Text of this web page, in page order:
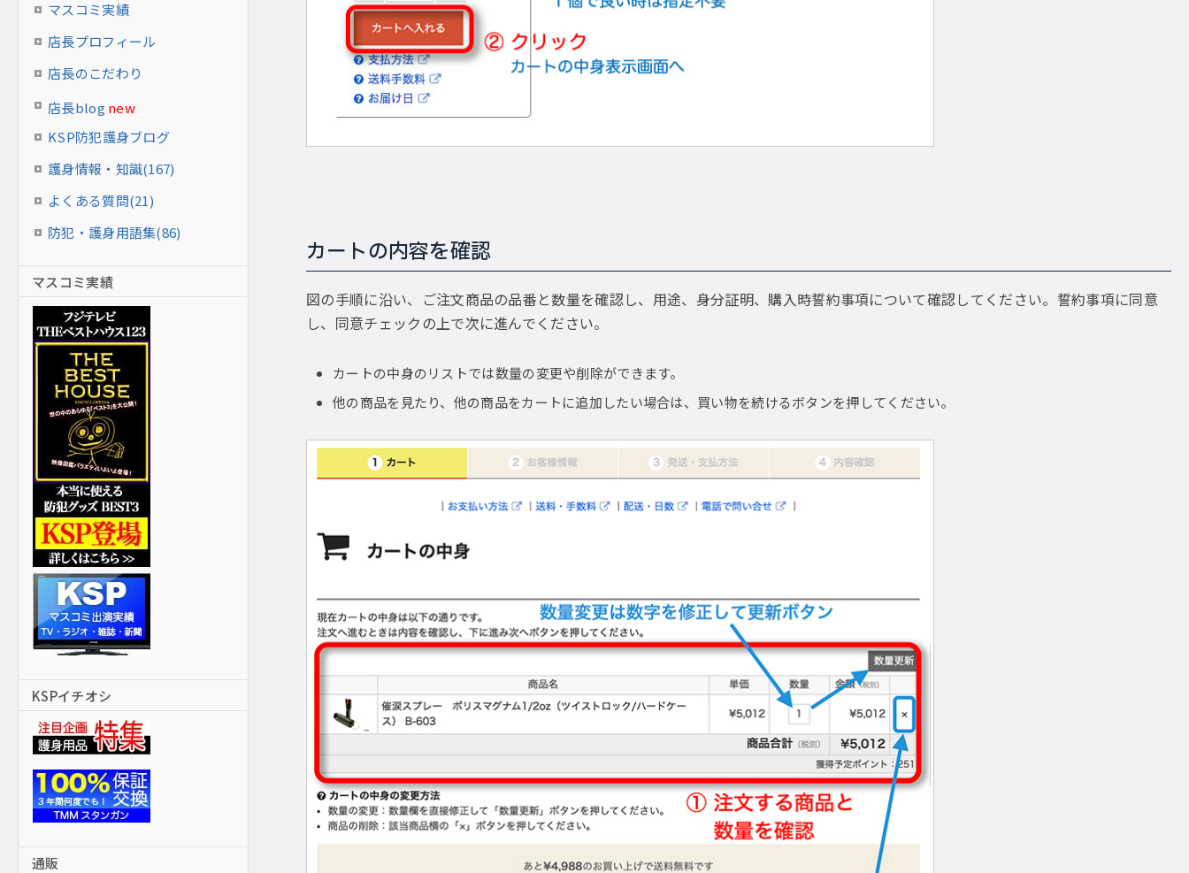
カートの内容を確認
図の手順に沿い、ご注文商品の品番と数量を確認し、用途、身分証明、購入時誓約事項について確認してください。誓約事項に同意
し、同意チェックの上で次に進んでください。
カートの中身のリストでは数量の変更や削除ができます。
他の商品を見たり、他の商品をカートに追加したい場合は、買い物を続けるボタンを押してください。
マスコミ実績
店長プロフィール
店長のこだわり
店長blog new
KSP防犯護身ブログ
護身情報・知識(167)
よくある質問(21)
防犯・護身用語集(86)
マスコミ実績
KSPイチオシ
通販